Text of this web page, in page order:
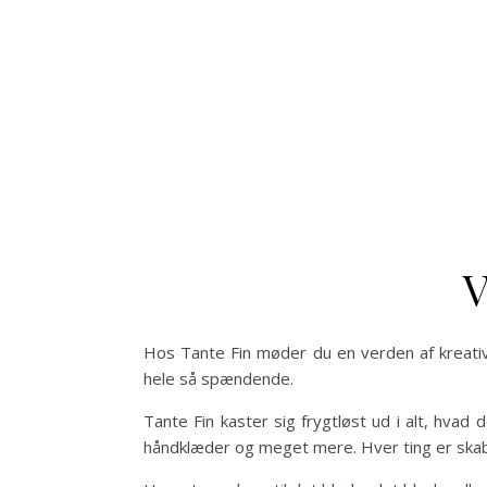
Hos Tante Fin møder du en verden af
hele så spændende.
Tante Fin kaster sig frygtløst ud i alt, hvad
håndklæder og meget mere. Hver ting er